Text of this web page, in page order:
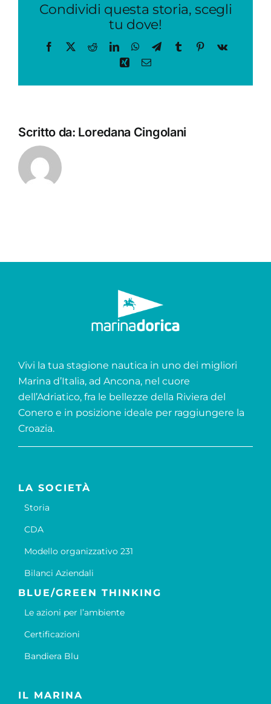
Condividi questa storia, scegli
tu dove!
Facebook
X RedditLinkedInWhatsApp
TelegramTumblrPinterest
Vk
Xing Email
Scritto da: Loredana Cingolani
Vivi la tua stagione nautica in uno dei migliori
Marina d’Italia, ad Ancona, nel cuore
dell’Adriatico, fra le bellezze della Riviera del
Conero e in posizione ideale per raggiungere la
Croazia.
LA SOCIETÀ
Storia
CDA
Modello organizzativo 231
Bilanci Aziendali
BLUE/GREEN THINKING
Le azioni per l’ambiente
Certificazioni
Bandiera Blu
IL MARINA